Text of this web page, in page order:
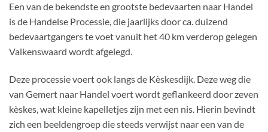
Een van de bekendste en grootste bedevaarten naar Handel
is de Handelse Processie, die jaarlijks door ca. duizend
bedevaartgangers te voet vanuit het 40 km verderop gelegen
Valkenswaard wordt afgelegd.
Deze processie voert ook langs de Kèskesdijk. Deze weg die
van Gemert naar Handel voert wordt geflankeerd door zeven
kèskes, wat kleine kapelletjes zijn met een nis. Hierin bevindt
zich een beeldengroep die steeds verwijst naar een van de